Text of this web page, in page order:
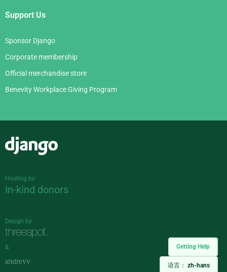
Getting Help
语言： zh-hans
Support Us
Sponsor Django
Corporate membership
Official merchandise store
Benevity Workplace Giving Program
Hosting by
In-kind donors
Design by
&